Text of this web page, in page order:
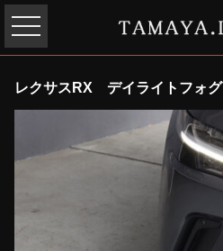
レクサスRX デイライトフォグ